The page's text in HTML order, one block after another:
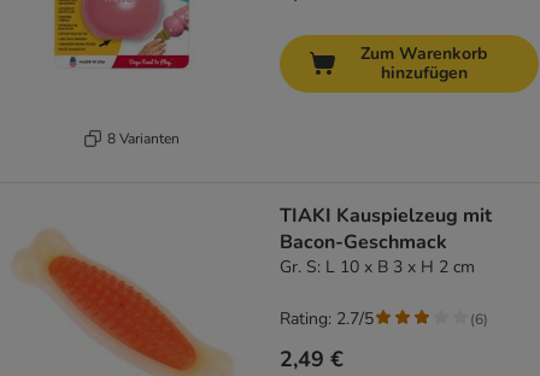
8 Varianten
Zum Warenkorb
hinzufügen
TIAKI Kauspielzeug mit
Bacon-Geschmack
Gr. S: L 10 x B 3 x H 2 cm
2,49 €
Rating: 2.7/5 (6)